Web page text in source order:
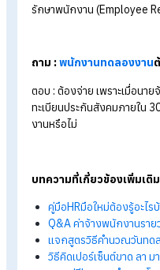
คำนวณ
ถาม : การคิดเงินเดือน
อย่างไร?
งานจริงในเดือนนั้น ศึกษ
Q&A พนักงานเข้าใหม่คิ
ถาม : ฐานเงินเดือนใน